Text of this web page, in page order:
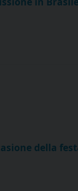
della